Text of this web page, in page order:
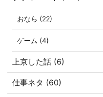
おなら (22)
ゲーム (4)
上京した話 (6)
仕事ネタ (60)